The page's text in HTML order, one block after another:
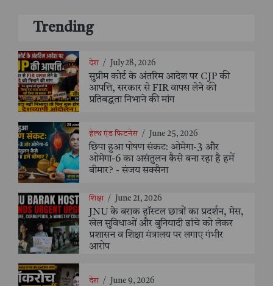
Trending
देश / July 28, 2026
सुप्रीम कोर्ट के अंतरिम आदेश पर CJP की
आपत्ति, सरकार से FIR वापस लेने की
प्रतिबद्धता निभाने की मांग
हेल्थ एंड फिटनेस / June 25, 2026
छिपा हुआ पोषण संकट: ओमेगा-3 और
ओमेगा-6 का असंतुलन कैसे बना रहा है हमें
बीमार? - संजय सक्सैना
शिक्षा / June 21, 2026
JNU के बराक हॉस्टल छात्रों का प्रदर्शन, मेस,
खेल सुविधाओं और बुनियादी ढांचे को लेकर
प्रशासन व शिक्षा मंत्रालय पर लगाए गंभीर
आरोप
देश / June 9, 2026